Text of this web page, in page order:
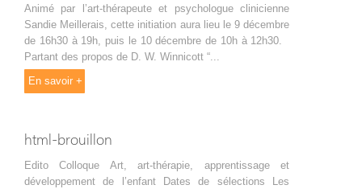
Animé par l’art-thérapeute et psychologue clinicienne
Sandie Meillerais, cette initiation aura lieu le 9 décembre
de 16h30 à 19h, puis le 10 décembre de 10h à 12h30.
Partant des propos de D. W. Winnicott “...
En savoir +
html-brouillon
Edito Colloque Art, art-thérapie, apprentissage et
développement de l’enfant Dates de sélections Les